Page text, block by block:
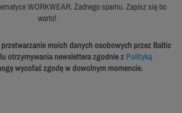
WORKWEAR. Żadnego spamu. Zapisz się bo
warto!
moich danych osobowych przez Baltic
otrzymywania newslettera zgodnie z Polityką
wycofać zgodę w dowolnym momencie.